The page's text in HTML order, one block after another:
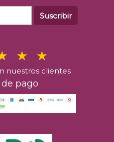
Suscribir
nuestros clientes
pago